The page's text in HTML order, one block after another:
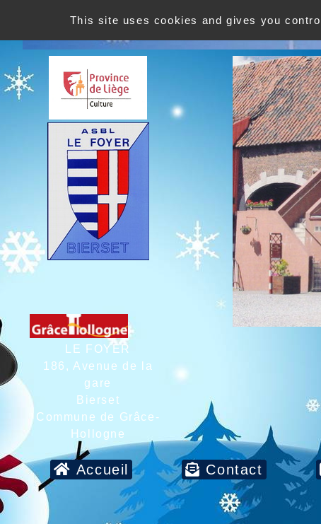
Le Foyer ASBL de Bierset
LE FOYER
186, Avenue de la
gare
Bierset
Commune de Grâce-
Hollogne
Accueil Contact
This site uses cookies and gives you